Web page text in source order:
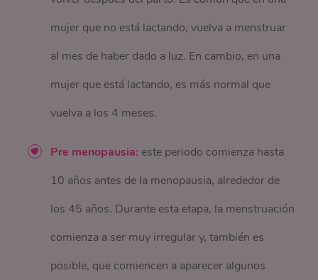
mujer que no está lactando, vuelva a menstruar
al mes de haber dado a luz. En cambio, en una
mujer que está lactando, es más normal que
vuelva a los 4 meses.
Pre menopausia: este periodo comienza hasta
10 años antes de la menopausia, alrededor de
los 45 años. Durante esta etapa, la menstruación
comienza a ser muy irregular y, también es
posible, que comiencen a aparecer algunos